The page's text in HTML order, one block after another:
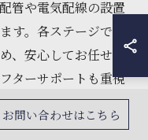
管や電気配線の設置
す。各ステージで
、安心してお任せで
ターサポートも重視
利用いただけます。
お問い合わせはこちら